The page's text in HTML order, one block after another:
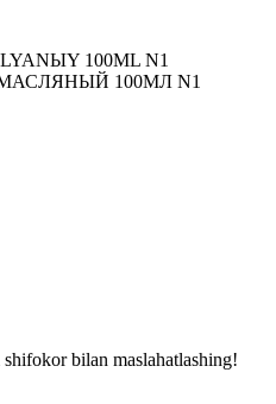
100ML N1
100МЛ N1
bilan maslahatlashing!